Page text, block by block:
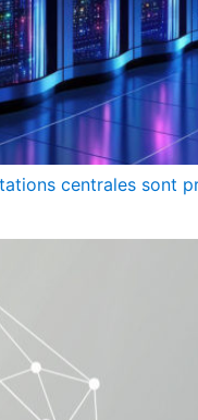
centrales sont